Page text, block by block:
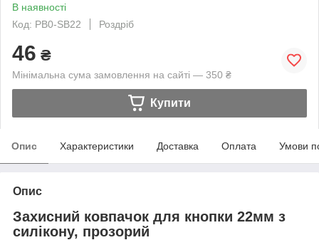
В наявності
Код: PB0-SB22
Роздріб
46 ₴
Мінімальна сума замовлення на сайті — 350 ₴
Купити
Опис Характеристики Доставка Оплата Умови
Опис
Захисний ковпачок для кнопки 22мм з
силікону, прозорий